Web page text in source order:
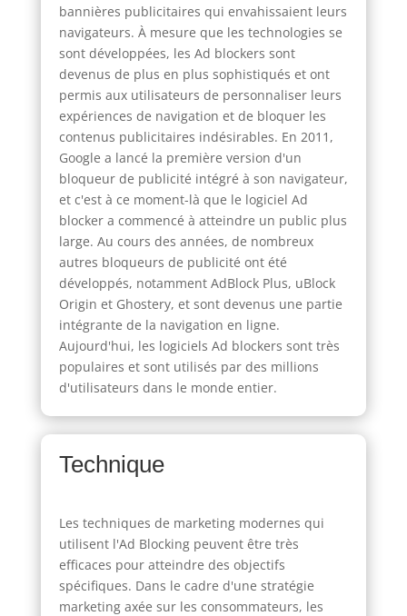
bannières publicitaires qui envahissaient leurs
navigateurs. À mesure que les technologies se
sont développées, les Ad blockers sont
devenus de plus en plus sophistiqués et ont
permis aux utilisateurs de personnaliser leurs
expériences de navigation et de bloquer les
contenus publicitaires indésirables. En 2011,
Google a lancé la première version d'un
bloqueur de publicité intégré à son navigateur,
et c'est à ce moment-là que le logiciel Ad
blocker a commencé à atteindre un public plus
large. Au cours des années, de nombreux
autres bloqueurs de publicité ont été
développés, notamment AdBlock Plus, uBlock
Origin et Ghostery, et sont devenus une partie
intégrante de la navigation en ligne.
Aujourd'hui, les logiciels Ad blockers sont très
populaires et sont utilisés par des millions
d'utilisateurs dans le monde entier.
Technique
Les techniques de marketing modernes qui
utilisent l'Ad Blocking peuvent être très
efficaces pour atteindre des objectifs
spécifiques. Dans le cadre d'une stratégie
marketing axée sur les consommateurs, les